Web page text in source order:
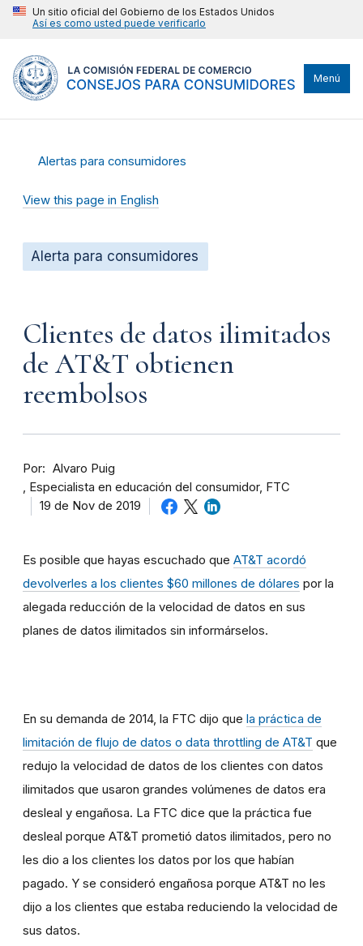
Un sitio oficial del Gobierno de los Estados Unidos
Así es como usted puede verificarlo
Menú
Alertas para consumidores
View this page in English
Alerta para consumidores
Clientes de datos ilimitados
de AT&T obtienen
reembolsos
Por
Alvaro Puig
Especialista en educación del consumidor, FTC
19 de Nov de 2019
Es posible que hayas escuchado que AT&T acordó
devolverles a los clientes $60 millones de dólares por la
alegada reducción de la velocidad de datos en sus
planes de datos ilimitados sin informárselos.
En su demanda de 2014, la FTC dijo que la práctica de
limitación de flujo de datos o data throttling de AT&T que
redujo la velocidad de datos de los clientes con datos
ilimitados que usaron grandes volúmenes de datos era
desleal y engañosa. La FTC dice que la práctica fue
desleal porque AT&T prometió datos ilimitados, pero no
les dio a los clientes los datos por los que habían
pagado. Y se consideró engañosa porque AT&T no les
dijo a los clientes que estaba reduciendo la velocidad de
sus datos.